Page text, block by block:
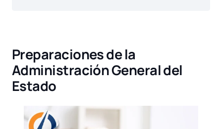
Preparaciones de la
Administración General del
Estado